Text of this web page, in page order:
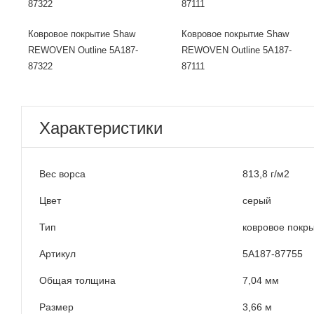
Ковровое покрытие Shaw
REWOVEN Outline 5A187-
87322
Ковровое покрытие Shaw
REWOVEN Outline 5A187-
87111
Характеристики
Вес ворса 813,8 г/м2
Цвет серый
Тип ковровое
Артикул 5A187-87755
Общая толщина 7,04 мм
Размер 3,66 м